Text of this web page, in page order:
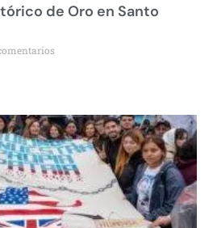
de Oro en Santo